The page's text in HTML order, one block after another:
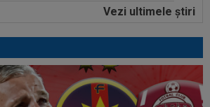
Folha, OUT de la CFR Cluj după
Gigi Becali: ”Am vândut un jucător
Lovitură de proporții: Ioan Varga,
Vezi ultimele ştiri